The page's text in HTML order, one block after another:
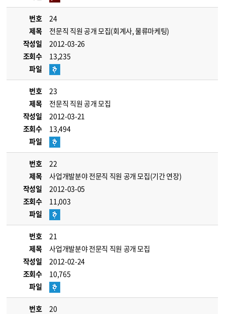
번호
24
제목
전문직 직원 공개 모집(회계사, 물류마케팅)
작성일
2012-03-26
조회수
13,235
파일
번호
23
제목
전문직 직원 공개 모집
작성일
2012-03-21
조회수
13,494
파일
번호
22
제목
사업개발분야 전문직 직원 공개 모집(기간 연장)
작성일
2012-03-05
조회수
11,003
파일
번호
21
제목
사업개발분야 전문직 직원 공개 모집
작성일
2012-02-24
조회수
10,765
파일
번호
20